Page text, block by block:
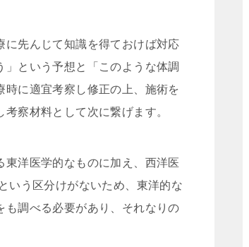
に先んじて知識を得ておけば対応
という予想と「このような体調
に適宜考察し修正の上、施術を
察材料として次に繋げます。
洋医学的なものに加え、西洋医
いう区分けがないため、東洋的な
も調べる必要があり、それなりの